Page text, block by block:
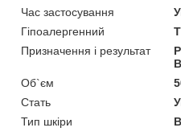
Час застосування
Гіпоалергенний
Призначення і результат
Об`єм
Стать
Тип шкіри